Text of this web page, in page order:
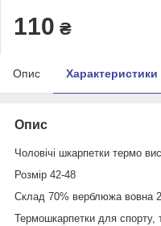
110 ₴
Опис Характеристики
Опис
Чоловічі шкарпетки термо
Розмір 42-48
Склад 70% верблюжа вовна
Термошкарпетки для спорту,